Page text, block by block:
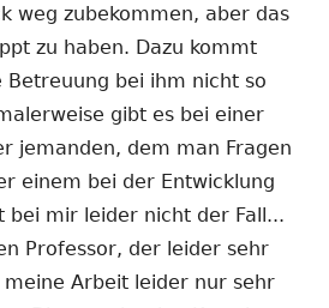
weg zubekommen, aber das
zu haben. Dazu kommt
Betreuung bei ihm nicht so
gibt es bei einer
jemanden, dem man Fragen
einem bei der Entwicklung
bei mir leider nicht der Fall...
Professor, der leider sehr
Arbeit leider nur sehr